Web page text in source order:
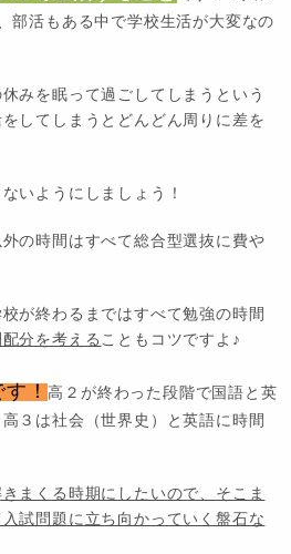
部活もある中で学校生活が大変なの
みを眠って過ごしてしまうという
してしまうとどんどん周りに差を
いようにしましょう！
の時間はすべて総合型選抜に費や
が終わるまではすべて勉強の時間
分を考える こともコツですよ♪
す！高２が終わった段階で国語と英
３は社会（世界史）と英語に時間
まくる時期にしたいので、そこま
試問題に立ち向かっていく盤石な